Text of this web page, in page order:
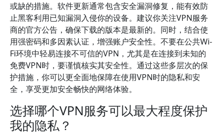
或缺的措施。软件更新通常包含安全漏洞修复，能有效防
止黑客利用已知漏洞入侵你的设备。建议你关注VPN服务
商的官方公告，确保下载的版本是最新的。同时，结合使
用强密码和多因素认证，增强账户安全性。不要在公共Wi-
Fi环境中轻易连接不可信的VPN，尤其是在连接到未知的
免费VPN时，要谨慎核实其安全性。通过这些多层次的保
护措施，你可以更全面地保障在使用VPN时的隐私和安
全，享受更加安全畅快的网络体验。
选择哪个VPN服务可以最大程度保护
我的隐私？